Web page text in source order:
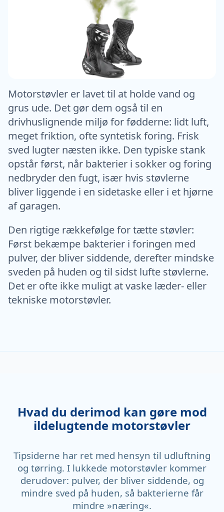
Motorstøvler er lavet til at holde vand og
grus ude. Det gør dem også til en
drivhuslignende miljø for fødderne: lidt luft,
meget friktion, ofte syntetisk foring. Frisk
sved lugter næsten ikke. Den typiske stank
opstår først, når bakterier i sokker og foring
nedbryder den fugt, især hvis støvlerne
bliver liggende i en sidetaske eller i et hjørne
af garagen.
Den rigtige rækkefølge for tætte støvler:
Først bekæmpe bakterier i foringen med
pulver, der bliver siddende, derefter mindske
sveden på huden og til sidst lufte støvlerne.
Det er ofte ikke muligt at vaske læder- eller
tekniske motorstøvler.
Hvad du derimod kan gøre mod
ildelugtende motorstøvler
Tipsiderne har ret med hensyn til udluftning
og tørring. I lukkede motorstøvler kommer
derudover: pulver, der bliver siddende, og
mindre sved på huden, så bakterierne får
mindre »næring«.